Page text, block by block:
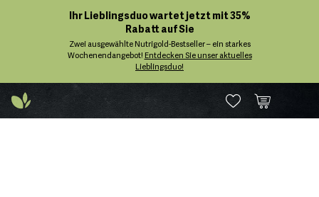
Ihr Lieblingsduo wartet jetzt mit 35%
Rabatt auf Sie
Zwei ausgewählte Nutrigold-Bestseller – ein starkes
Wochenendangebot! Entdecken Sie unser aktuelles
Lieblingsduo!